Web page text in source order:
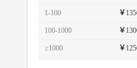
1-100 ￥
100-1000 ￥
≥1000 ￥